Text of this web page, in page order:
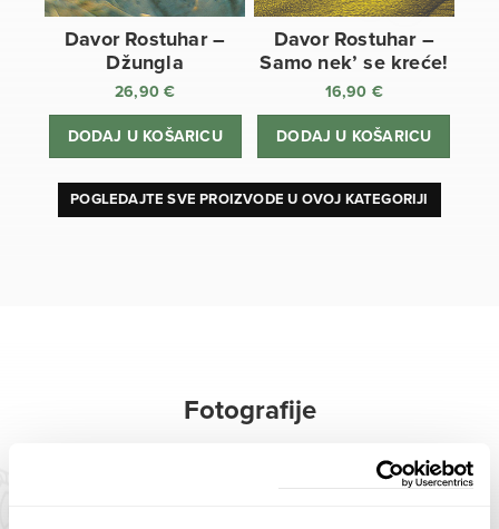
Davor Rostuhar –
Džungla
26,90€
DODAJ U KOŠARICU
Davor Rostuhar –
Samo nek’ se kreće!
16,90 €
DODAJ U KOŠARICU
POGLEDAJTE SVE PROIZVODE U OVOJ KATEGORIJI
Fotografije